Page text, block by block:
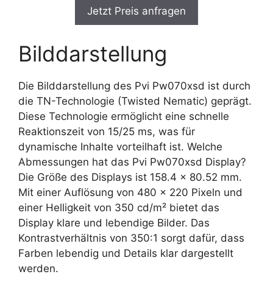
Jetzt Preis anfragen
Bilddarstellung
Die Bilddarstellung des Pvi Pw070xsd ist durch
die TN-Technologie (Twisted Nematic) geprägt.
Diese Technologie ermöglicht eine schnelle
Reaktionszeit von 15/25 ms, was für
dynamische Inhalte vorteilhaft ist. Welche
Abmessungen hat das Pvi Pw070xsd Display?
Die Größe des Displays ist 158.4 x 80.52 mm.
Mit einer Auflösung von 480 x 220 Pixeln und
einer Helligkeit von 350 cd/m² bietet das
Display klare und lebendige Bilder. Das
Kontrastverhältnis von 350:1 sorgt dafür, dass
Farben lebendig und Details klar dargestellt
werden.